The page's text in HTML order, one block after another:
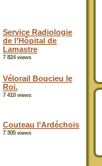
Service Radiologie
de l’Hôpital de
Lamastre
7 824 views
Vélorail Boucieu le
Roi.
7 410 views
Couteau l’Ardéchois
7 305 views